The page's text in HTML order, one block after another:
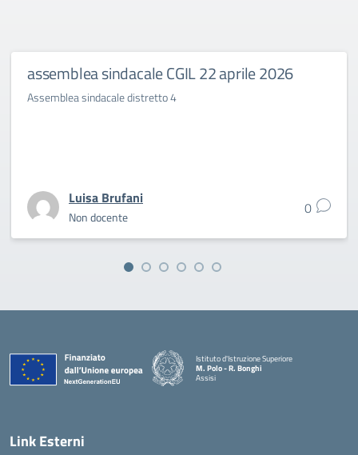
assemblea sindacale CGIL 22 aprile 2026
Assemblea sindacale distretto 4
Luisa Brufani
Non docente 0
Istituto d'Istruzione Superiore
M. Polo - R. Bonghi
Assisi
Link Esterni